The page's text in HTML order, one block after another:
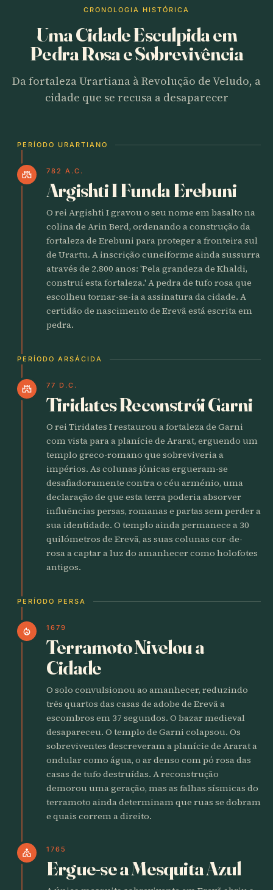
CRONOLOGIA HISTÓRICA
Uma Cidade Esculpida em
Pedra Rosa e Sobrevivência
Da fortaleza Urartiana à Revolução de Veludo, a
cidade que se recusa a desaparecer
PERÍODO URARTIANO
castle 782 A.C.
Argishti I Funda Erebuni
O rei Argishti I gravou o seu nome em basalto na
colina de Arin Berd, ordenando a construção da
fortaleza de Erebuni para proteger a fronteira sul
de Urartu. A inscrição cuneiforme ainda sussurra
através de 2.800 anos: 'Pela grandeza de Khaldi,
construí esta fortaleza.' A pedra de tufo rosa que
escolheu tornar-se-ia a assinatura da cidade. A
certidão de nascimento de Erevã está escrita em
pedra.
PERÍODO ARSÁCIDA
castle 77 D.C.
Tiridates Reconstrói Garni
O rei Tiridates I restaurou a fortaleza de Garni
com vista para a planície de Ararat, erguendo um
templo greco-romano que sobreviveria a
impérios. As colunas jónicas ergueram-se
desafiadoramente contra o céu arménio, uma
declaração de que esta terra poderia absorver
influências persas, romanas e partas sem perder a
sua identidade. O templo ainda permanece a 30
quilómetros de Erevã, as suas colunas cor-de-
rosa a captar a luz do amanhecer como holofotes
antigos.
PERÍODO PERSA
local_fire_department 1679
Terramoto Nivelou a
Cidade
O solo convulsionou ao amanhecer, reduzindo
três quartos das casas de adobe de Erevã a
escombros em 37 segundos. O bazar medieval
desapareceu. O templo de Garni colapsou. Os
sobreviventes descreveram a planície de Ararat a
ondular como água, o ar denso com pó rosa das
casas de tufo destruídas. A reconstrução
demorou uma geração, mas as falhas sísmicas do
terramoto ainda determinam que ruas se dobram
e quais correm a direito.
church 1765
Ergue-se a Mesquita Azul